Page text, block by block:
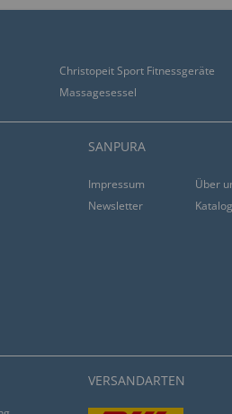
Christopeit Sport Fitnessgeräte
Massagesessel
SANPURA
Impressum Über
Newsletter
VERSANDARTEN